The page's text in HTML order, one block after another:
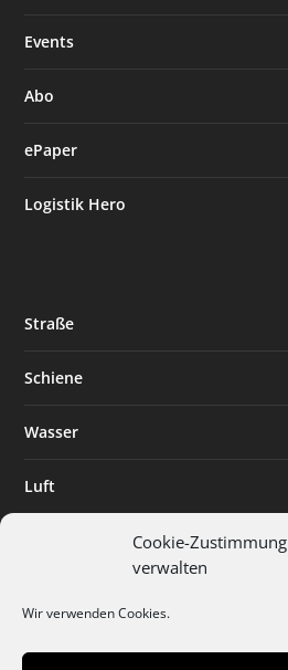
Cookie-Zustimmung
verwalten
Wir verwenden Cookies.
Events
Abo
ePaper
Logistik Hero
Straße
Schiene
Wasser
Luft
Digitalisierung